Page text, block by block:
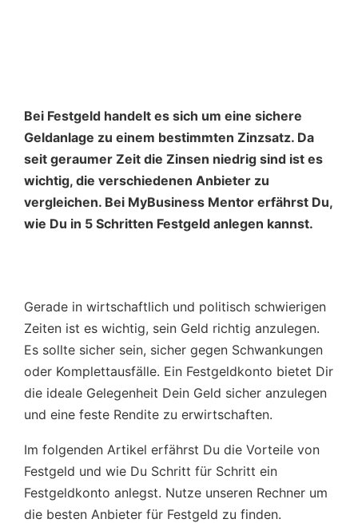
Bei Festgeld handelt es sich um eine sichere
Geldanlage zu einem bestimmten Zinzsatz. Da
seit geraumer Zeit die Zinsen niedrig sind ist es
wichtig, die verschiedenen Anbieter zu
vergleichen. Bei MyBusiness Mentor erfährst Du,
wie Du in 5 Schritten Festgeld anlegen kannst.
Gerade in wirtschaftlich und politisch schwierigen
Zeiten ist es wichtig, sein Geld richtig anzulegen.
Es sollte sicher sein, sicher gegen Schwankungen
oder Komplettausfälle. Ein Festgeldkonto bietet Dir
die ideale Gelegenheit Dein Geld sicher anzulegen
und eine feste Rendite zu erwirtschaften.
Im folgenden Artikel erfährst Du die Vorteile von
Festgeld und wie Du Schritt für Schritt ein
Festgeldkonto anlegst. Nutze unseren Rechner um
die besten Anbieter für Festgeld zu finden.